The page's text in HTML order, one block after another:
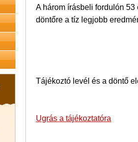
A három írásbeli fordulón
döntőre a tíz legjobb
Tájékoztó levél és a döntő
Ugrás a tájékoztatóra